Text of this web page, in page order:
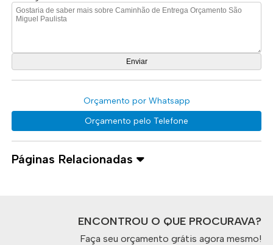
Orçamento por Whatsapp
Orçamento pelo Telefone
Páginas Relacionadas
ENCONTROU O QUE PROCURAVA?
Faça seu orçamento grátis agora mesmo!